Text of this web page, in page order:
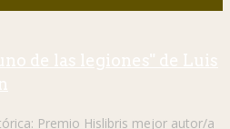
de las legiones" de Luis
Premio Hislibris mejor autor/a